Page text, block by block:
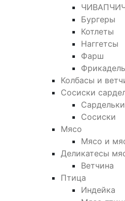
Бургеры
Котлеты
Наггетсы
Фарш
Колбасы и
Сосиски
Сардельки
Сосиски
Мясо
Мясо и
Деликатесы
Ветчина
Птица
Индейка